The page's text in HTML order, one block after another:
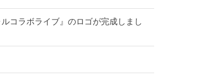
コラボライブ』のロゴが完成しまし